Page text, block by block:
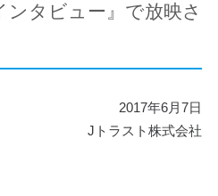
ンタビュー』で放映さ
2017年6月7日
Jトラスト株式会社